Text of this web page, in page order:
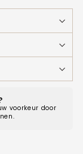
voorkeur door